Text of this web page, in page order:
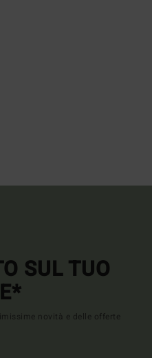
SUL TUO
novità e delle offerte